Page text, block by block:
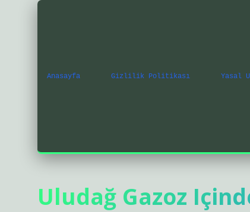
Anasayfa Gizlilik Politikası Yasal
Uludağ Gazoz